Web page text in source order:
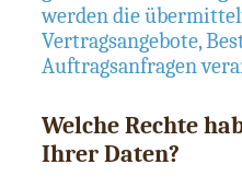
werden die
Vertragsangebote,
Auftragsanfragen
Welche Rechte
Ihrer Daten?